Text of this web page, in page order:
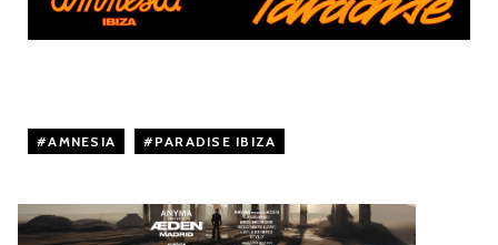
AMNESIA PARADISE IBIZA